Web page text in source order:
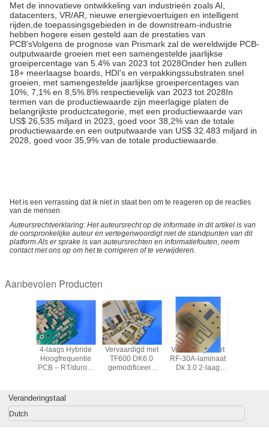
Met de innovatieve ontwikkeling van industrieën zoals AI,
datacenters, VR/AR, nieuwe energievoertuigen en intelligent
rijden,de toepassingsgebieden in de downstream-industrie
hebben hogere eisen gesteld aan de prestaties van
PCB'sVolgens de prognose van Prismark zal de wereldwijde PCB-
outputwaarde groeien met een samengestelde jaarlijkse
groeipercentage van 5.4% van 2023 tot 2028Onder hen zullen
18+ meerlaagse boards, HDI's en verpakkingssubstraten snel
groeien, met samengestelde jaarlijkse groeipercentages van
10%, 7,1% en 8,5%.8% respectievelijk van 2023 tot 2028In
termen van de productiewaarde zijn meerlagige platen de
belangrijkste productcategorie, met een productiewaarde van
US$ 26,535 miljard in 2023, goed voor 38,2% van de totale
productiewaarde.en een outputwaarde van US$ 32.483 miljard in
2028, goed voor 35,9% van de totale productiewaarde.
Het is een verrassing dat ik niet in staat ben om te reageren op de reacties
van de mensen.
Auteursrechtverklaring: Het auteursrecht op de informatie in dit artikel is van
de oorspronkelijke auteur en vertegenwoordigt niet de standpunten van dit
platform.Als er sprake is van auteursrechten en informatiefouten, neem
contact met ons op om het te corrigeren of te verwijderen.
Aanbevolen Producten
4-laag
voor
4-laags Hybride
Hoogfrequentie
PCB – RT/duroid
Gecontroleerde
Diepte Sleuf)
Vervaardigd met
TF600 DK6.0
gemodificeerd
(25 mil) RF
Vervaardigd met
RF-30A-laminaat
Dk 3.0 2-laag
afwerking
Veranderingstaal
Dutch